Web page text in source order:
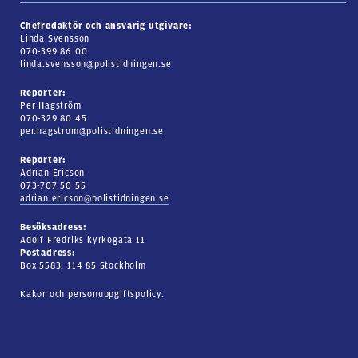
Chefredaktör och ansvarig utgivare:
Linda Svensson
070-399 86 00
linda.svensson@polistidningen.se
Reporter:
Per Hagström
070-329 80 45
per.hagstrom@polistidningen.se
Reporter:
Adrian Ericson
073-707 50 55
adrian.ericson@polistidningen.se
Besöksadress:
Adolf Fredriks kyrkogata 11
Postadress:
Box 5583, 114 85 Stockholm
Kakor och personuppgiftspolicy.